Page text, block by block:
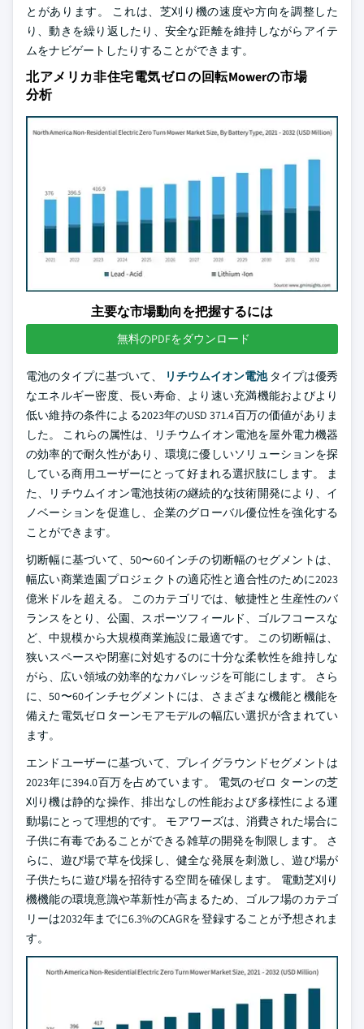
とがあります。 これは、芝刈り機の速度や方向を調整した
り、動きを繰り返したり、安全な距離を維持しながらアイテ
ムをナビゲートしたりすることができます。
北アメリカ非住宅電気ゼロの回転Mowerの市場
分析
主要な市場動向を把握するには
無料のPDFをダウンロード
電池のタイプに基づいて、 リチウムイオン電池タイプは優秀
なエネルギー密度、長い寿命、より速い充満機能およびより
低い維持の条件による2023年のUSD 371.4百万の価値がありま
した。 これらの属性は、リチウムイオン電池を屋外電力機器
の効率的で耐久性があり、環境に優しいソリューションを探
している商用ユーザーにとって好まれる選択肢にします。 ま
た、リチウムイオン電池技術の継続的な技術開発により、イ
ノベーションを促進し、企業のグローバル優位性を強化する
ことができます。
切断幅に基づいて、50〜60インチの切断幅のセグメントは、
幅広い商業造園プロジェクトの適応性と適合性のために2023
億米ドルを超える。 このカテゴリでは、敏捷性と生産性のバ
ランスをとり、公園、スポーツフィールド、ゴルフコースな
ど、中規模から大規模商業施設に最適です。 この切断幅は、
狭いスペースや閉塞に対処するのに十分な柔軟性を維持しな
がら、広い領域の効率的なカバレッジを可能にします。 さら
に、50〜60インチセグメントには、さまざまな機能と機能を
備えた電気ゼロターンモアモデルの幅広い選択が含まれてい
ます。
エンドユーザーに基づいて、プレイグラウンドセグメントは
2023年に394.0百万を占めています。 電気のゼロ ターンの芝
刈り機は静的な操作、排出なしの性能および多様性による運
動場にとって理想的です。 モアワーズは、消費された場合に
子供に有毒であることができる雑草の開発を制限します。 さ
らに、遊び場で草を伐採し、健全な発展を刺激し、遊び場が
子供たちに遊び場を招待する空間を確保します。 電動芝刈り
機機能の環境意識や革新性が高まるため、ゴルフ場のカテゴ
リーは2032年までに6.3%のCAGRを登録することが予想されま
す。